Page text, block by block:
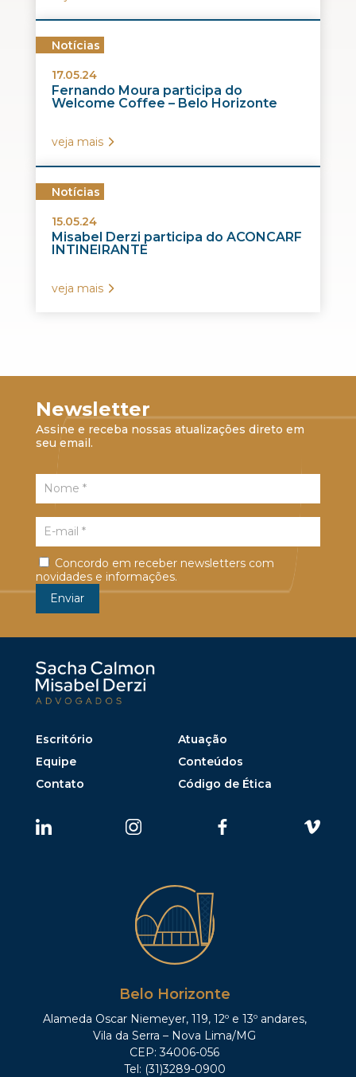
Notícias
17.05.24
Fernando Moura participa do
Welcome Coffee – Belo Horizonte
veja mais
Notícias
15.05.24
Misabel Derzi participa do ACONCARF
INTINEIRANTE
veja mais
Newsletter
Assine e receba nossas atualizações direto em
seu email.
Concordo em receber newsletters com
novidades e informações.
Escritório
Atuação
Equipe
Conteúdos
Contato
Código de Ética
Belo Horizonte
Alameda Oscar Niemeyer, 119, 12º e 13º andares,
Vila da Serra – Nova Lima/MG
CEP: 34006-056
Tel: (31)3289-0900